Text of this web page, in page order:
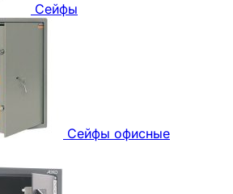
Сейфы
Сейфы офисные